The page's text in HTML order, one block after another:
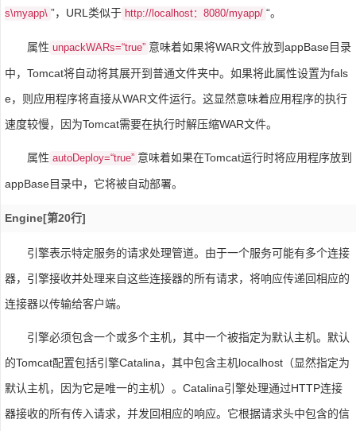
s\myapp\ ”，URL类似于 http://localhost：8080/myapp/ “。
属性 unpackWARs=“true” 意味着如果将WAR文件放到appBase目录
中，Tomcat将自动将其展开到普通文件夹中。如果将此属性设置为fals
e，则应用程序将直接从WAR文件运行。这显然意味着应用程序的执行
速度较慢，因为Tomcat需要在执行时解压缩WAR文件。
属性 autoDeploy=“true” 意味着如果在Tomcat运行时将应用程序放到
appBase目录中，它将被自动部署。
Engine[第20行]
引擎表示特定服务的请求处理管道。由于一个服务可能有多个连接
器，引擎接收并处理来自这些连接器的所有请求，将响应传递回相应的
连接器以传输给客户端。
引擎必须包含一个或多个主机，其中一个被指定为默认主机。默认
的Tomcat配置包括引擎Catalina，其中包含主机localhost（显然指定为
默认主机，因为它是唯一的主机）。Catalina引擎处理通过HTTP连接
器接收的所有传入请求，并发回相应的响应。它根据请求头中包含的信